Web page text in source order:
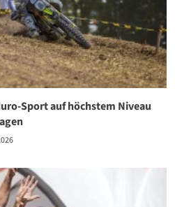
Sport auf höchstem Niveau